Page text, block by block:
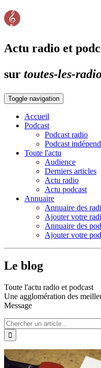
Actu radio et
sur toutes-les-
Toggle navigation
Accueil
Podcast
Podcast radio
Podcast
Toute l'actu
Audience
Derniers articles
Actu radio
Actu podcast
Annuaire
Annuaire des
Ajouter votre
Annuaire des
Ajouter votre
Le blog
Toute l'actu radio et podcast
Une agglomération des
Message